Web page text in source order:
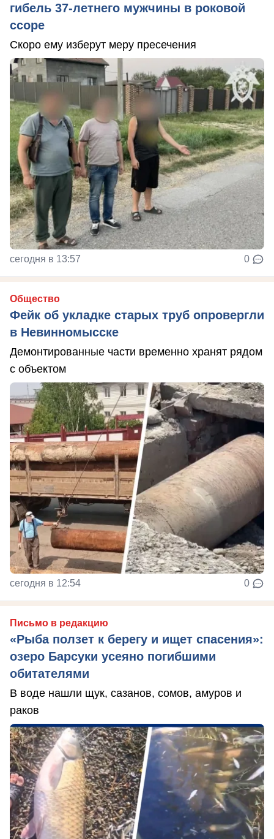
гибель 37-летнего мужчины в роковой
ссоре
Скоро ему изберут меру пресечения
сегодня в 13:57 0
Общество
Фейк об укладке старых труб опровергли
в Невинномысске
Демонтированные части временно хранят рядом
с объектом
сегодня в 12:54 0
Письмо в редакцию
«Рыба ползет к берегу и ищет спасения»:
озеро Барсуки усеяно погибшими
обитателями
В воде нашли щук, сазанов, сомов, амуров и
раков